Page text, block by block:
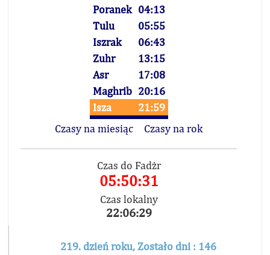
Poranek 04:13
Tulu
05:55
Iszrak
06:43
Zuhr
13:15
Asr
17:08
Maghrib 20:16
Isza
21:59
Czasy na miesiąc
Czasy na rok
Czas do Fadżr
05:50:31
Czas lokalny
22:06:29
219. dzień roku, Zostało dni : 146